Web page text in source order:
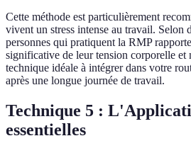
Cette méthode est particulièrement
vivent un stress intense au travail. Selon
personnes qui pratiquent la RMP
significative de leur tension corporelle et
technique idéale à intégrer dans votre
après une longue journée de travail.
Technique 5 :
essentielles